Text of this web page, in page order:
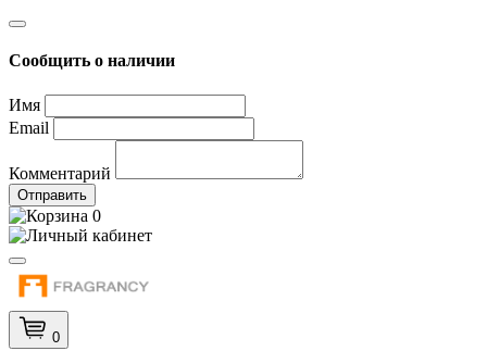
Сообщить о наличии
Имя
Email
Комментарий
Отправить
0
0